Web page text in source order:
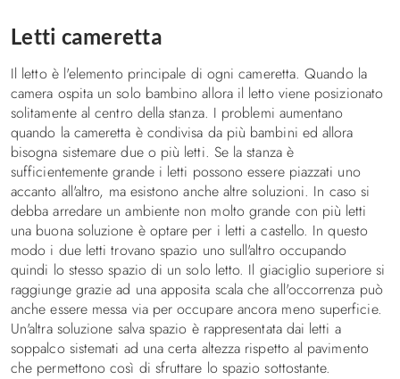
Letti cameretta
Il letto è l'elemento principale di ogni cameretta. Quando la
camera ospita un solo bambino allora il letto viene posizionato
solitamente al centro della stanza. I problemi aumentano
quando la cameretta è condivisa da più bambini ed allora
bisogna sistemare due o più letti. Se la stanza è
sufficientemente grande i letti possono essere piazzati uno
accanto all'altro, ma esistono anche altre soluzioni. In caso si
debba arredare un ambiente non molto grande con più letti
una buona soluzione è optare per i letti a castello. In questo
modo i due letti trovano spazio uno sull'altro occupando
quindi lo stesso spazio di un solo letto. Il giaciglio superiore si
raggiunge grazie ad una apposita scala che all'occorrenza può
anche essere messa via per occupare ancora meno superficie.
Un'altra soluzione salva spazio è rappresentata dai letti a
soppalco sistemati ad una certa altezza rispetto al pavimento
che permettono così di sfruttare lo spazio sottostante.